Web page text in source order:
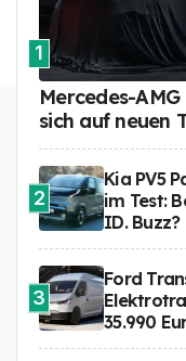
1
Mercedes-
sich auf neuen
2
Kia PV5
im Test:
ID. Buzz?
3
Ford
35.990